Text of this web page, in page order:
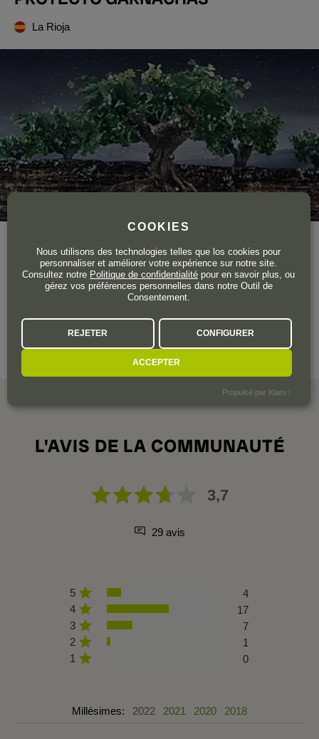
La Rioja
Production totale
100.000 bouteilles
La passion de l’œnologueRaúl Achapour le Grenache a été
le point de départ d'une aventure destinée à sauver de l'oubli
certaines zones traditionnelles de culture de ce cépage.
VOIR LE DOMAINE
L'AVIS DE LA COMMUNAUTÉ
3,7
29 avis
5
4
4
17
3
7
2
1
1
0
Millésimes: 2022 2021 2020 2018
COOKIES
Nous utilisons des technologies telles que los cookies pour
personnaliser et améliorer votre expérience sur notre site.
Consultez notre Politique de confidentialité pour en savoir plus, ou
gérez vos préférences personnelles dans notre Outil de
Consentement.
REJETER CONFIGURER
ACCEPTER
Propulsé par Klaro !